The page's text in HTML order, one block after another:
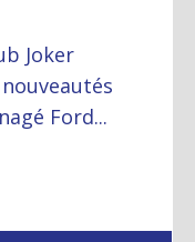
Joker
Ford...